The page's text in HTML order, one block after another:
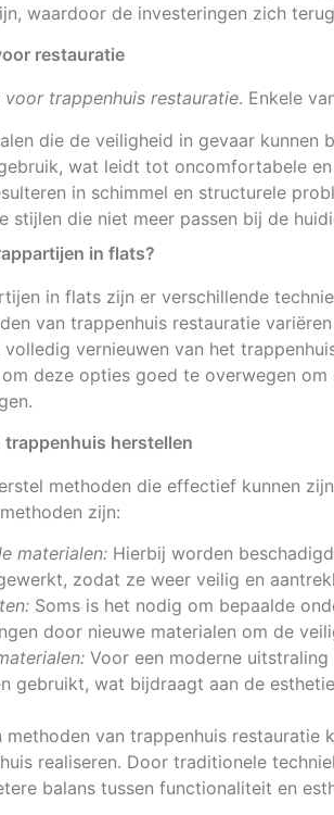
waardoor de investeringen zich
restauratie
voor trappenhuis restauratie. Enkele
die de veiligheid in gevaar kunnen
wat leidt tot oncomfortabele
in schimmel en structurele
stijlen die niet meer passen bij de
in flats?
in flats zijn er verschillende
van trappenhuis restauratie
vernieuwen van het
deze opties goed te overwegen om
herstellen
methoden die effectief kunnen
zijn:
materialen: Hierbij worden
zodat ze weer veilig en
Soms is het nodig om bepaalde
door nieuwe materialen om de
Voor een moderne
gebruikt, wat bijdraagt aan de
van trappenhuis restauratie
realiseren. Door traditionele
balans tussen functionaliteit en